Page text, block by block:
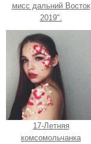
мисс дальний Восток
2019".
17-Летняя
комсомольчанка